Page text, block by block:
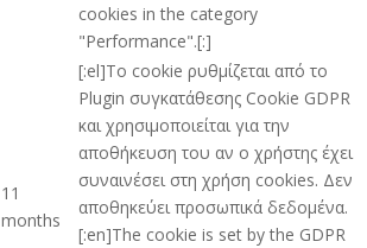
cookies in the category
"Performance".[:]
11
months
[:el]Το cookie ρυθμίζεται από το
Plugin συγκατάθεσης Cookie GDPR
και χρησιμοποιείται για την
αποθήκευση του αν ο χρήστης έχει
συναινέσει στη χρήση cookies. Δεν
αποθηκεύει προσωπικά δεδομένα.
[:en]The cookie is set by the GDPR